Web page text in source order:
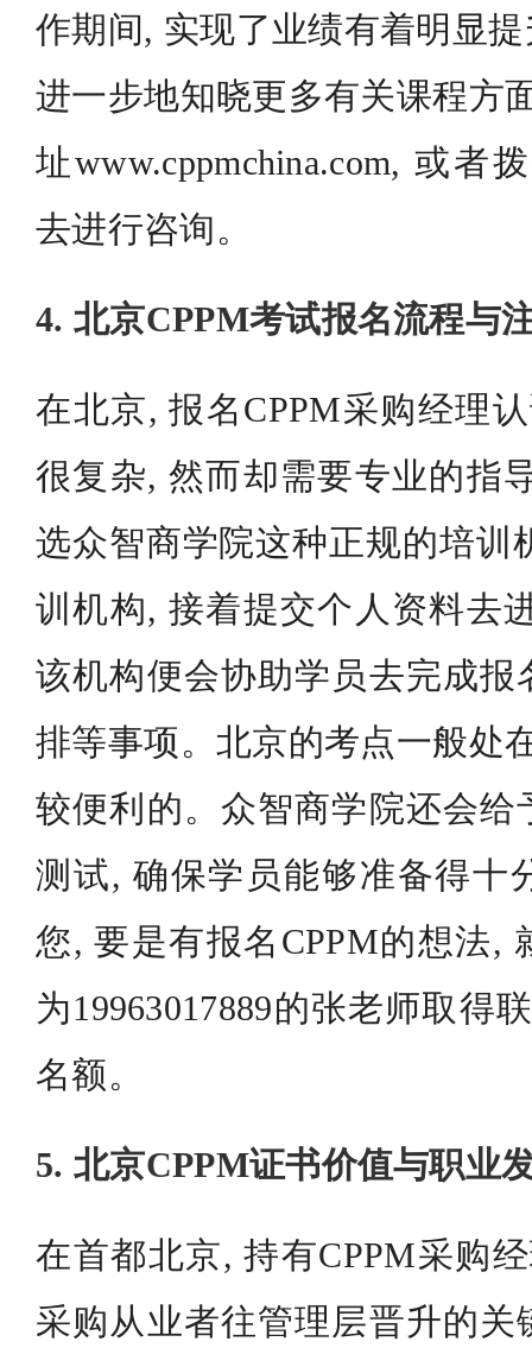
作期间, 实现了业绩有着明显
进一步地知晓更多有关课程方
址www.cppmchina.com, 或者
去进行咨询。
4. 北京CPPM考试报名流程与
在北京, 报名CPPM采购经理
很复杂, 然而却需要专业的指
选众智商学院这种正规的培训
训机构, 接着提交个人资料去
该机构便会协助学员去完成报
排等事项。北京的考点一般处
较便利的。众智商学院还会给
测试, 确保学员能够准备得十
您, 要是有报名CPPM的想法,
为19963017889的张老师取得
名额。
5. 北京CPPM证书价值与职业
在首都北京, 持有CPPM采购
采购从业者往管理层晋升的关